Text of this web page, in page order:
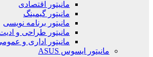
مانیتور اقتصادی
مانیتور گیمینگ
مانیتور برنامه نویسی
مانیتور طراحی و
مانیتور اداری و
مانیتور ایسوس ASUS